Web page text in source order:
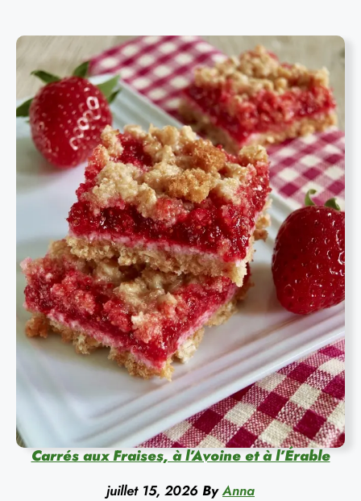
Carrés aux Fraises, à l’Avoine et à l’Érable
juillet 15, 2026 By Anna